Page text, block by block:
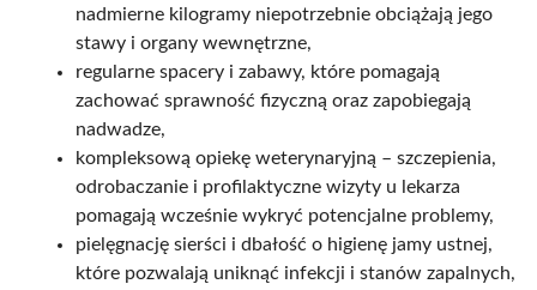
nadmierne kilogramy niepotrzebnie obciążają jego
stawy i organy wewnętrzne,
regularne spacery i zabawy, które pomagają
zachować sprawność fizyczną oraz zapobiegają
nadwadze,
kompleksową opiekę weterynaryjną – szczepienia,
odrobaczanie i profilaktyczne wizyty u lekarza
pomagają wcześnie wykryć potencjalne problemy,
pielęgnację sierści i dbałość o higienę jamy ustnej,
które pozwalają uniknąć infekcji i stanów zapalnych,